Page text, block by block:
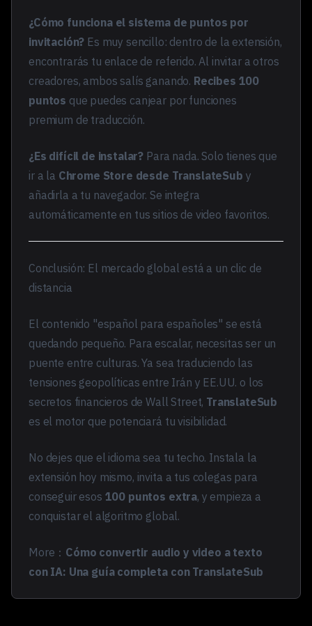
¿Cómo funciona el sistema de puntos por
invitación? Es muy sencillo: dentro de la extensión,
encontrarás tu enlace de referido. Al invitar a otros
creadores, ambos salís ganando. Recibes 100
puntos que puedes canjear por funciones
premium de traducción.
¿Es difícil de instalar? Para nada. Solo tienes que
ir a la Chrome Store desde TranslateSub y
añadirla a tu navegador. Se integra
automáticamente en tus sitios de video favoritos.
Conclusión: El mercado global está a un clic de
distancia
El contenido "español para españoles" se está
quedando pequeño. Para escalar, necesitas ser un
puente entre culturas. Ya sea traduciendo las
tensiones geopolíticas entre Irán y EE.UU. o los
secretos financieros de Wall Street, TranslateSub
es el motor que potenciará tu visibilidad.
No dejes que el idioma sea tu techo. Instala la
extensión hoy mismo, invita a tus colegas para
conseguir esos 100 puntos extra, y empieza a
conquistar el algoritmo global.
More： Cómo convertir audio y video a texto
con IA: Una guía completa con TranslateSub